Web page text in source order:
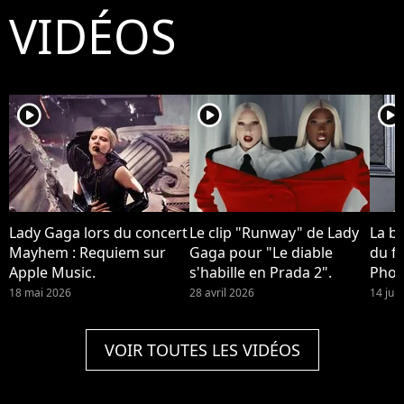
VIDÉOS
player2
Lady Gaga lors du concert
Mayhem : Requiem sur
Apple Music.
18 mai 2026
player2
Le clip "Runway" de Lady
Gaga pour "Le diable
s'habille en Prada 2".
28 avril 2026
player2
La
du
14
VOIR TOUTES LES VIDÉOS